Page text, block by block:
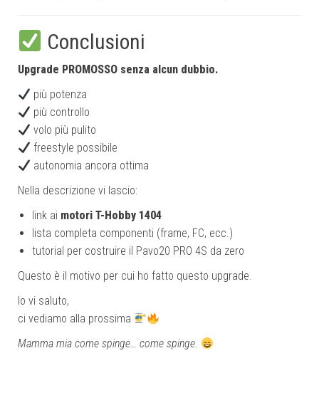
Conclusioni
Upgrade PROMOSSO senza alcun dubbio.
più potenza
più controllo
volo più pulito
freestyle possibile
autonomia ancora ottima
Nella descrizione vi lascio:
link ai motori T-Hobby 1404
lista completa componenti (frame, FC, ecc.)
tutorial per costruire il Pavo20 PRO 4S da zero
Questo è il motivo per cui ho fatto questo upgrade.
Io vi saluto,
ci vediamo alla prossima
Mamma mia come spinge… come spinge.